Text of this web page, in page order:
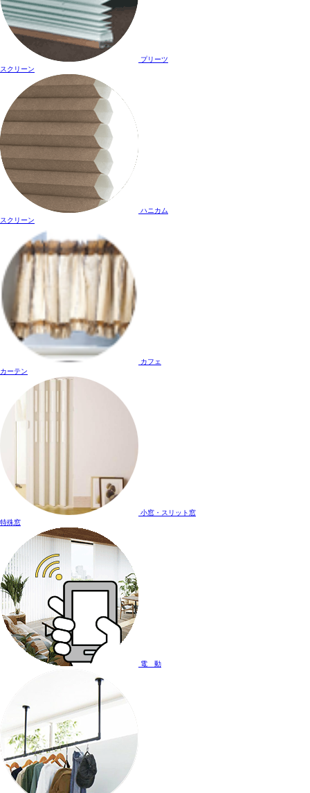
プリーツ
スクリーン
ハニカム
スクリーン
カフェ
カーテン
小窓・スリット窓
特殊窓
電 動